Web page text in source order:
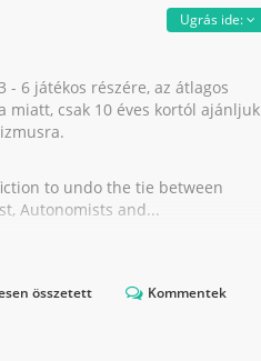
Ugrás ide:
- 6 játékos részére, az átlagos
miatt, csak 10 éves kortól ajánljuk
to undo the tie between
Autonomists and...
összetett Kommentek